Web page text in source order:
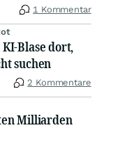
1 Kommentar
Blase dort,
suchen
2 Kommentare
Milliarden